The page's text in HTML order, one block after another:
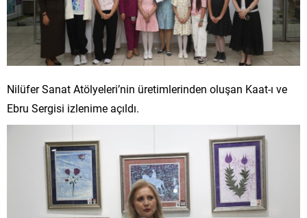
Nilüfer Sanat Atölyeleri’nin üretimlerinden oluşan Kaat-ı ve
Ebru Sergisi izlenime açıldı.